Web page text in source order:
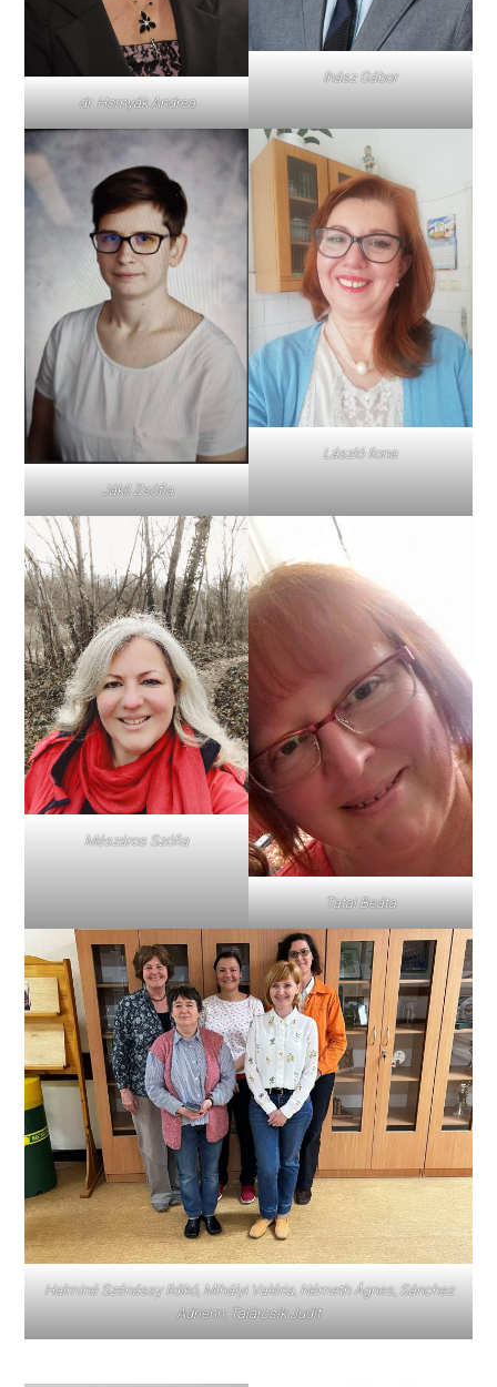
dr. Hornyák Andrea
Ihász Gábor
Jákli Zsófia
László Ilona
Mészáros Szófia
Tatai Beáta
Halminé Szénássy Ildikó, Mihályi Valéria, Németh Ágnes, Sánchez
Adrienn, Talárcsik Judit